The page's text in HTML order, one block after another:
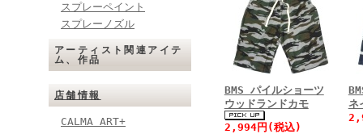
スプレーペイント
スプレーノズル
アーティスト関連アイテ
ム、作品
店舗情報
CALMA ART+
BMS パイルショーツ
ウッドランドカモ
2,994円(税込)
ネ